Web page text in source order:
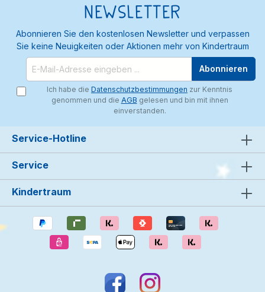
Newsletter
Abonnieren Sie den kostenlosen Newsletter und verpassen
Sie keine Neuigkeiten oder Aktionen mehr von Kindertraum
Abonnieren
Ich habe die Datenschutzbestimmungen zur Kenntnis
genommen und die AGB gelesen und bin mit ihnen
einverstanden.
Service-Hotline
Service
Kindertraum